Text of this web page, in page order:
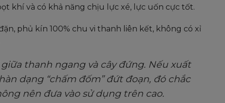
khí và có khả năng chịu lực xé, lực uốn cực tốt.
phủ kín 100% chu vi thanh liên kết, không có xỉ
thanh ngang và cây đứng. Nếu xuất
dạng “chấm đốm” đứt đoạn, đó chắc
nên đưa vào sử dụng trên cao.